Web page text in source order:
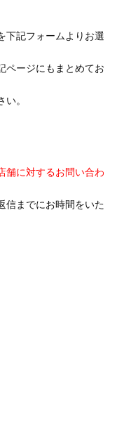
下記フォームよりお選
ページにもまとめてお
。
舗に対するお問い合わ
信までにお時間をいた